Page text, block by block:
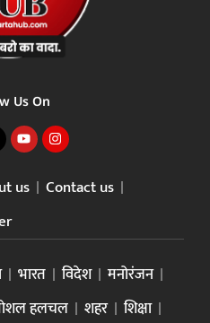
Us On
us
Contact us
भारत विदेश
मनोरंजन
हलचल शहर शिक्षा